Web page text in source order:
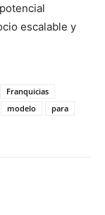
escalable y
Franquicias
modelo
para